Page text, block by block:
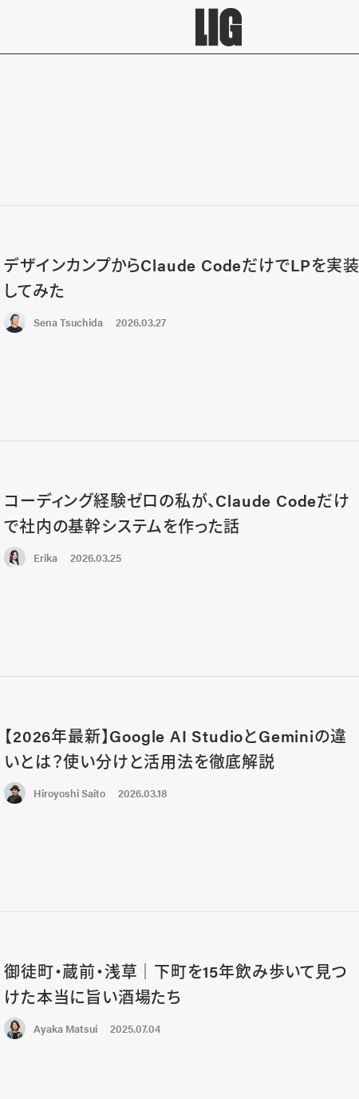
デザインカンプからClaude CodeだけでLPを実装
してみた
Sena Tsuchida 2026.03.27
コーディング経験ゼロの私が、Claude Codeだけ
で社内の基幹システムを作った話
Erika 2026.03.25
【2026年最新】Google AI StudioとGeminiの違
いとは？使い分けと活用法を徹底解説
Hiroyoshi Saito 2026.03.18
御徒町・蔵前・浅草｜下町を15年飲み歩いて見つ
けた本当に旨い酒場たち
Ayaka Matsui 2025.07.04